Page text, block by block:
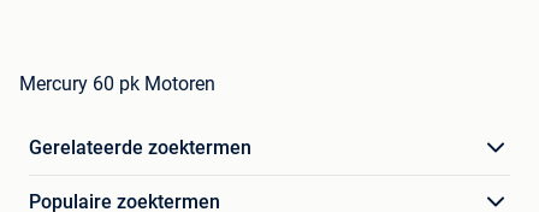
Mercury 60 pk Motoren
Gerelateerde zoektermen
Populaire zoektermen